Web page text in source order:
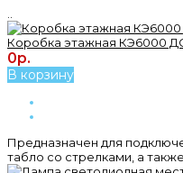
Коробка этажная КЭ6000
0р.
В корзину
Предназначен для
табло со стрелками, а